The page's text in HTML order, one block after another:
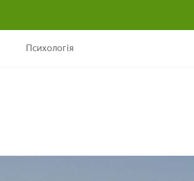
Психологія